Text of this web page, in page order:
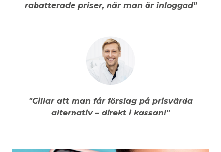
rabatterade priser, när man är inloggad"
"Gillar att man får förslag på prisvärda
alternativ – direkt i kassan!"